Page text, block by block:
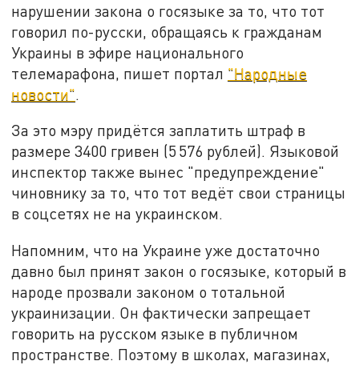
нарушении закона о госязыке за то, что тот
говорил по-русски, обращаясь к гражданам
Украины в эфире национального
телемарафона, пишет портал "Народные
новости".
За это мэру придётся заплатить штраф в
размере 3400 гривен (5 576 рублей). Языковой
инспектор также вынес "предупреждение"
чиновнику за то, что тот ведёт свои страницы
в соцсетях не на украинском.
Напомним, что на Украине уже достаточно
давно был принят закон о госязыке, который в
народе прозвали законом о тотальной
украинизации. Он фактически запрещает
говорить на русском языке в публичном
пространстве. Поэтому в школах, магазинах,